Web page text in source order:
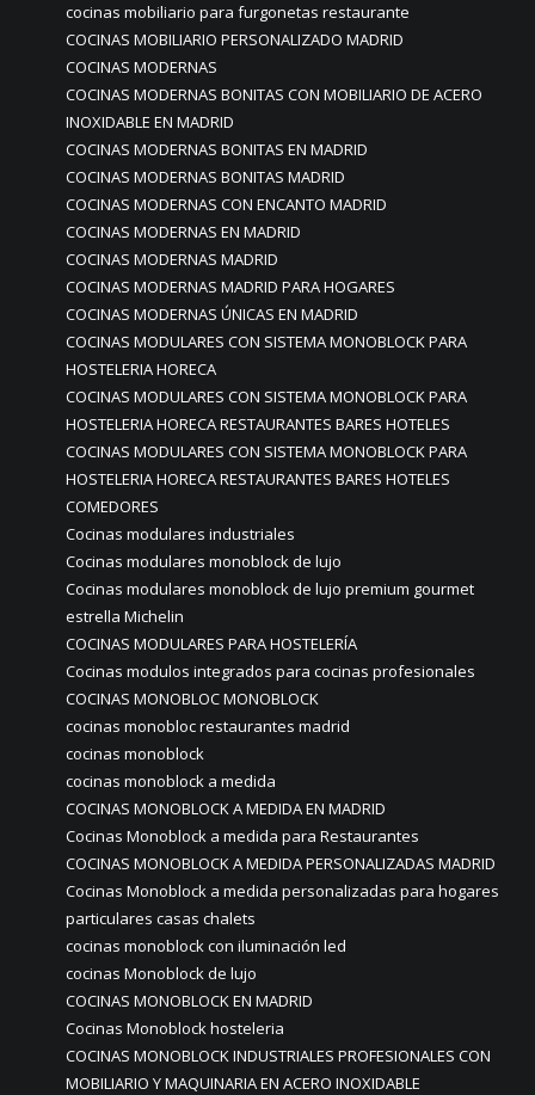
cocinas mobiliario para furgonetas restaurante
COCINAS MOBILIARIO PERSONALIZADO MADRID
COCINAS MODERNAS
COCINAS MODERNAS BONITAS CON MOBILIARIO DE ACERO
INOXIDABLE EN MADRID
COCINAS MODERNAS BONITAS EN MADRID
COCINAS MODERNAS BONITAS MADRID
COCINAS MODERNAS CON ENCANTO MADRID
COCINAS MODERNAS EN MADRID
COCINAS MODERNAS MADRID
COCINAS MODERNAS MADRID PARA HOGARES
COCINAS MODERNAS ÚNICAS EN MADRID
COCINAS MODULARES CON SISTEMA MONOBLOCK PARA
HOSTELERIA HORECA
COCINAS MODULARES CON SISTEMA MONOBLOCK PARA
HOSTELERIA HORECA RESTAURANTES BARES HOTELES
COCINAS MODULARES CON SISTEMA MONOBLOCK PARA
HOSTELERIA HORECA RESTAURANTES BARES HOTELES
COMEDORES
Cocinas modulares industriales
Cocinas modulares monoblock de lujo
Cocinas modulares monoblock de lujo premium gourmet
estrella Michelin
COCINAS MODULARES PARA HOSTELERÍA
Cocinas modulos integrados para cocinas profesionales
COCINAS MONOBLOC MONOBLOCK
cocinas monobloc restaurantes madrid
cocinas monoblock
cocinas monoblock a medida
COCINAS MONOBLOCK A MEDIDA EN MADRID
Cocinas Monoblock a medida para Restaurantes
COCINAS MONOBLOCK A MEDIDA PERSONALIZADAS MADRID
Cocinas Monoblock a medida personalizadas para hogares
particulares casas chalets
cocinas monoblock con iluminación led
cocinas Monoblock de lujo
COCINAS MONOBLOCK EN MADRID
Cocinas Monoblock hosteleria
COCINAS MONOBLOCK INDUSTRIALES PROFESIONALES CON
MOBILIARIO Y MAQUINARIA EN ACERO INOXIDABLE